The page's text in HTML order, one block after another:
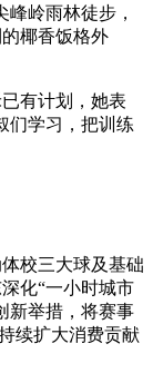
岭雨林徒步，
椰香饭格外
有计划，她表
们学习，把训练
校三大球及基础
化“一小时城市
新举措，将赛事
续扩大消费贡献